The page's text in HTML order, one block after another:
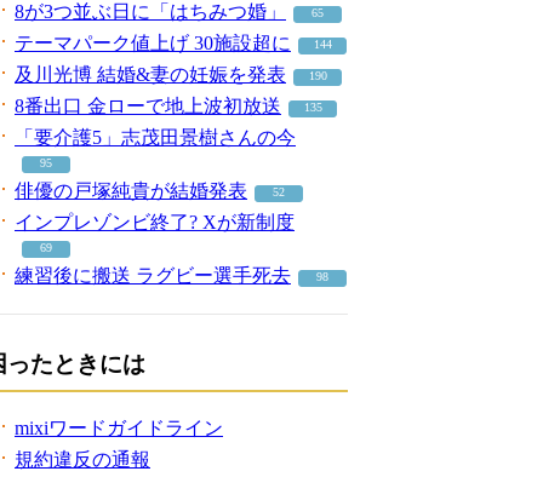
8が3つ並ぶ日に「はちみつ婚」 65
テーマパーク値上げ 30施設超に 144
及川光博 結婚&妻の妊娠を発表 190
8番出口 金ローで地上波初放送 135
「要介護5」志茂田景樹さんの今
95
俳優の戸塚純貴が結婚発表 52
インプレゾンビ終了? Xが新制度
69
練習後に搬送 ラグビー選手死去 98
ったときには
mixiワードガイドライン
規約違反の通報